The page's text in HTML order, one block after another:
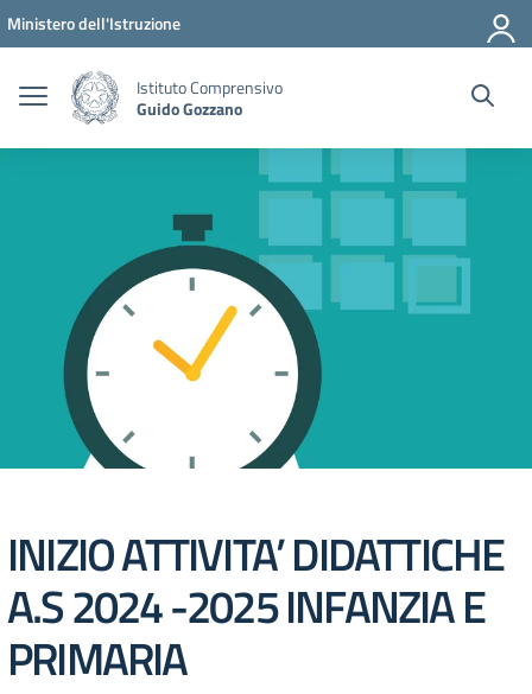
Vai ai contenuti
Vai al menu di navigazione
Vai al footer
Ministero dell'Istruzione
Istituto Comprensivo
Guido Gozzano
INIZIO ATTIVITA’ DIDATTICHE
A.S 2024 -2025 INFANZIA E
PRIMARIA